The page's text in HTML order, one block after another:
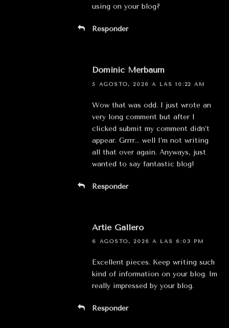
using on your blog?
Responder
Dominic Merbaum
5 AGOSTO, 2026 A LAS 10:22 AM
Wow that was odd. I just wrote an
very long comment but after I
clicked submit my comment didn’t
appear. Grrrr… well I’m not writing
all that over again. Anyways, just
wanted to say fantastic blog!
Responder
Artie Gallero
6 AGOSTO, 2026 A LAS 6:03 PM
Excellent pieces. Keep writing such
kind of information on your blog. Im
really impressed by your blog.
Responder